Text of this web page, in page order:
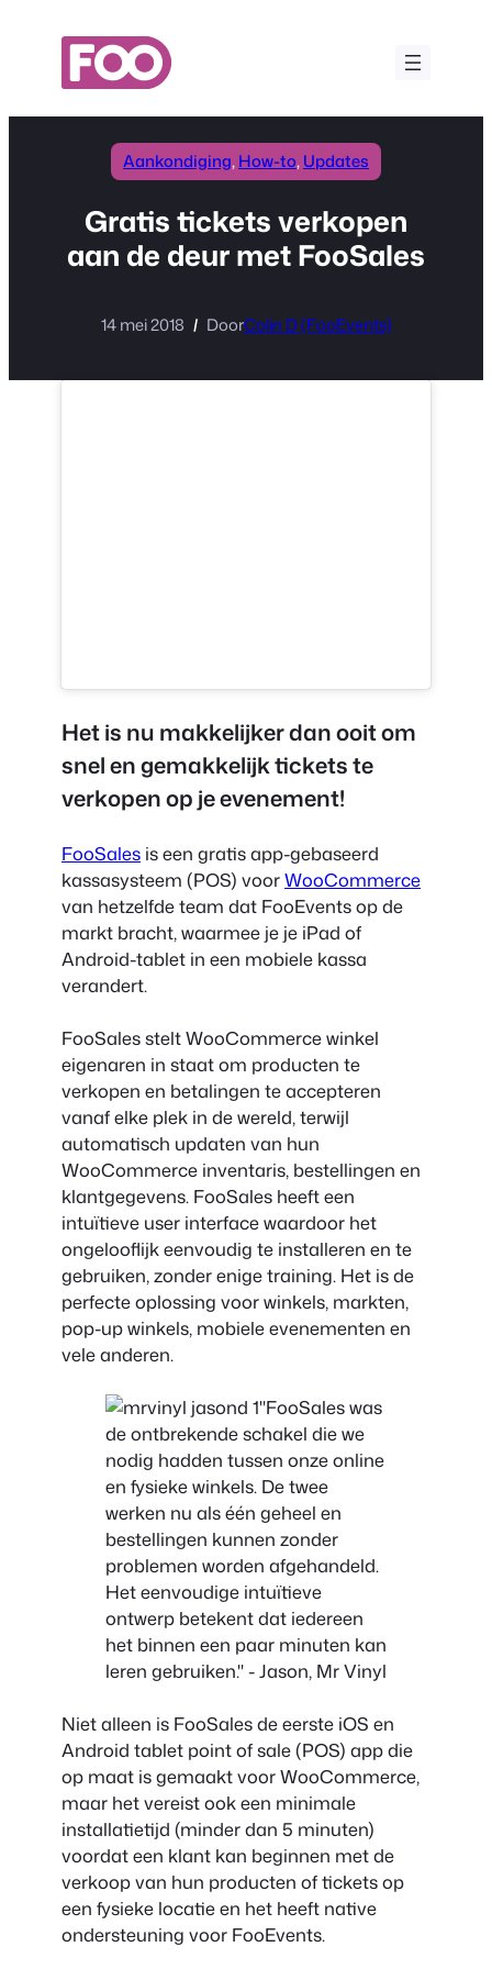
Aankondiging, How-to, Updates
Gratis tickets verkopen
aan de deur met FooSales
14 mei 2018 DoorColin D (FooEvents)
Het is nu makkelijker dan ooit om
snel en gemakkelijk tickets te
verkopen op je evenement!
FooSales is een gratis app-gebaseerd
kassasysteem (POS) voorWooCommerce
van hetzelfde team dat FooEvents op de
markt bracht, waarmee je je iPad of
Android-tablet in een mobiele kassa
verandert.
FooSales stelt WooCommerce winkel
eigenaren in staat om producten te
verkopen en betalingen te accepteren
vanaf elke plek in de wereld, terwijl
automatisch updaten van hun
WooCommerce inventaris, bestellingen en
klantgegevens. FooSales heeft een
intuïtieve user interface waardoor het
ongelooflijk eenvoudig te installeren en te
gebruiken, zonder enige training. Het is de
perfecte oplossing voor winkels, markten,
pop-up winkels, mobiele evenementen en
vele anderen.
"FooSales was
de ontbrekende schakel die we
nodig hadden tussen onze online
en fysieke winkels. De twee
werken nu als één geheel en
bestellingen kunnen zonder
problemen worden afgehandeld.
Het eenvoudige intuïtieve
ontwerp betekent dat iedereen
het binnen een paar minuten kan
leren gebruiken." - Jason, Mr Vinyl
Niet alleen is FooSales de eerste iOS en
Android tablet point of sale (POS) app die
op maat is gemaakt voor WooCommerce,
maar het vereist ook een minimale
installatietijd (minder dan 5 minuten)
voordat een klant kan beginnen met de
verkoop van hun producten of tickets op
een fysieke locatie en het heeft native
ondersteuning voor FooEvents.